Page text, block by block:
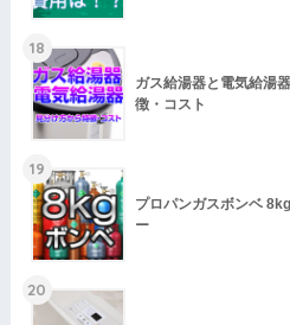
18
ガス給湯器と電気給湯
徴・コスト
19
プロパンガスボンベ
ー
20